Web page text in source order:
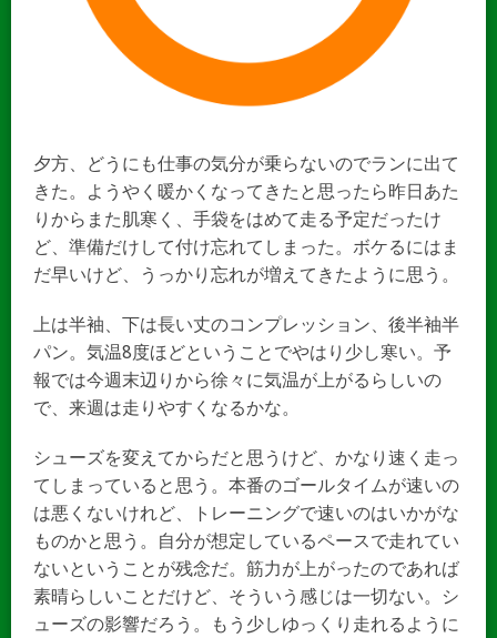
夕方、どうにも仕事の気分が乗らないのでランに出て
きた。ようやく暖かくなってきたと思ったら昨日あた
りからまた肌寒く、手袋をはめて走る予定だったけ
ど、準備だけして付け忘れてしまった。ボケるにはま
だ早いけど、うっかり忘れが増えてきたように思う。
上は半袖、下は長い丈のコンプレッション、後半袖半
パン。気温8度ほどということでやはり少し寒い。予
報では今週末辺りから徐々に気温が上がるらしいの
で、来週は走りやすくなるかな。
シューズを変えてからだと思うけど、かなり速く走っ
てしまっていると思う。本番のゴールタイムが速いの
は悪くないけれど、トレーニングで速いのはいかがな
ものかと思う。自分が想定しているペースで走れてい
ないということが残念だ。筋力が上がったのであれば
素晴らしいことだけど、そういう感じは一切ない。シ
ューズの影響だろう。もう少しゆっくり走れるように